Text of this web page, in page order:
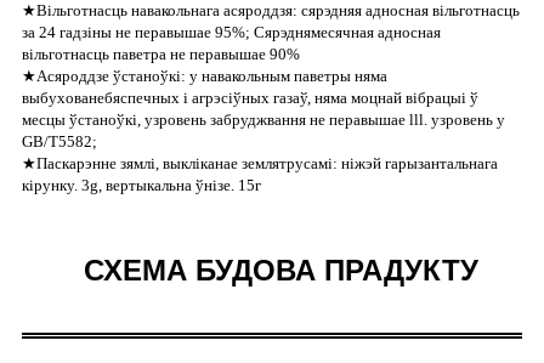
★Вільготнасць навакольнага асяроддзя: сярэдняя адносная вільготнасць
за 24 гадзіны не перавышае 95%; Сярэднямесячная адносная
вільготнасць паветра не перавышае 90%
★Асяроддзе ўстаноўкі: у навакольным паветры няма
выбухованебяспечных і агрэсіўных газаў, няма моцнай вібрацыі ў
месцы ўстаноўкі, узровень забруджвання не перавышае lll. узровень у
GB/T5582;
★Паскарэнне зямлі, выкліканае землятрусамі: ніжэй гарызантальнага
кірунку. 3g, вертыкальна ўнізе. 15г
СХЕМА БУДОВА ПРАДУКТУ